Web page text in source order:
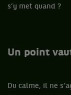
s’y met quand ?
Un point
Du calme, il ne